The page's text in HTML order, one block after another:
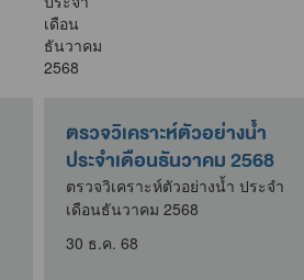
ตรวจวิเคราะห์ตัวอย่างน้ำ
ประจำเดือนธันวาคม 2568
ตรวจวิเคราะห์ตัวอย่างน้ำ ประจำ
เดือนธันวาคม 2568
30 ธ.ค. 68